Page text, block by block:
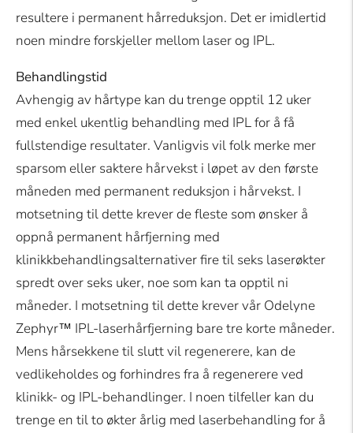
resultere i permanent hårreduksjon. Det er imidlertid
noen mindre forskjeller mellom laser og IPL.
Behandlingstid
Avhengig av hårtype kan du trenge opptil 12 uker
med enkel ukentlig behandling med IPL for å få
fullstendige resultater. Vanligvis vil folk merke mer
sparsom eller saktere hårvekst i løpet av den første
måneden med permanent reduksjon i hårvekst. I
motsetning til dette krever de fleste som ønsker å
oppnå permanent hårfjerning med
klinikkbehandlingsalternativer fire til seks laserøkter
spredt over seks uker, noe som kan ta opptil ni
måneder. I motsetning til dette krever vår Odelyne
Zephyr™ IPL-laserhårfjerning bare tre korte måneder.
Mens hårsekkene til slutt vil regenerere, kan de
vedlikeholdes og forhindres fra å regenerere ved
klinikk- og IPL-behandlinger. I noen tilfeller kan du
trenge en til to økter årlig med laserbehandling for å